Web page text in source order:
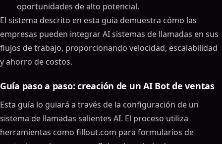
oportunidades de alto potencial.
El sistema descrito en esta guía demuestra cómo las
empresas pueden integrar AI sistemas de llamadas en sus
flujos de trabajo, proporcionando velocidad, escalabilidad
y ahorro de costos.
Guía paso a paso: creación de un AI Bot de ventas
Esta guía lo guiará a través de la configuración de un
sistema de llamadas salientes AI. El proceso utiliza
herramientas como fillout.com para formularios de